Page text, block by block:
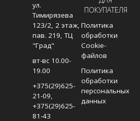
ул.
Тимирязева
123/2, 2 этаж,
пав. 219, ТЦ
"Град"
вт-вс 10.00-
19.00
+375(29)625-
21-09,
+375(29)625-
81-43
ПОКУПАТЕЛЯ
Политика
обработки
Cookie-
файлов
Политика
обработки
персональных
данных